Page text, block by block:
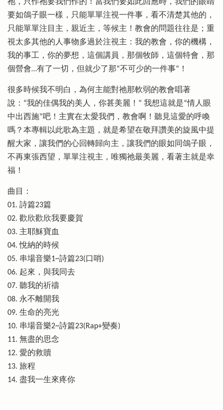
祂，只作祂要我們作的！當我們要如此回應時，我們的眼睛
要如鴿子眼一樣，只能單單注視一件事，看不清楚其他的，
只能單單注目主，親近主，等候主！教會的問題往往是；重
視太多其他的人事物多過於注視主：我的教會，你的機構，
我的事工，你的夢想，這個講員，那個牧師，這個特會，那
個營會…有了一切，但就少了那“不可少的一件事”！
很多時候我不明白，為何主能對祂那軟弱的教會唱著
說：“我的佳偶我的美人，你甚美麗！” 我想這就是“情人眼
中出西施”吧！主實在太愛我們，教會啊！聽見這愛的呼喚
嗎？本專輯以此歌為主題，就是希望在敬拜讚美的旋風中提
醒大家，讓我們的心回轉歸向主，讓我們的眼如同鴿子眼，
不再東張西望，單單注視主，唯獨祂最美麗，看著主就是幸
福！
曲目：
01. 詩篇23篇
02. 歡欣歡欣我要慶賀
03. 主耶穌寶血
04. 悅納的時候
05. 串場音樂1~詩篇23(口哨)
06. 起來，與我同去
07. 聽我的祈禱
08. 永不離開我
09. 生命的亮光
10. 串場音樂2~詩篇23(Rap+變奏)
11. 無盡的思念
12. 愛的救贖
13. 旅程
14. 盡我一生來疼你